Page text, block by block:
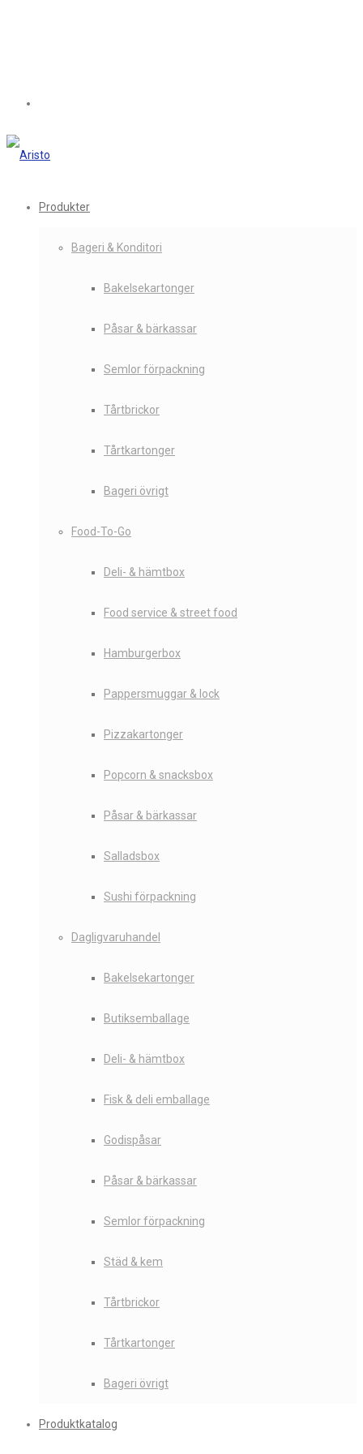
Produkter
Bageri & Konditori
Bakelsekartonger
Påsar & bärkassar
Semlor förpackning
Tårtbrickor
Tårtkartonger
Bageri övrigt
Food-To-Go
Deli- & hämtbox
Food service & street food
Hamburgerbox
Pappersmuggar & lock
Pizzakartonger
Popcorn & snacksbox
Påsar & bärkassar
Salladsbox
Sushi förpackning
Dagligvaruhandel
Bakelsekartonger
Butiksemballage
Deli- & hämtbox
Fisk & deli emballage
Godispåsar
Påsar & bärkassar
Semlor förpackning
Städ & kem
Tårtbrickor
Tårtkartonger
Bageri övrigt
Produktkatalog